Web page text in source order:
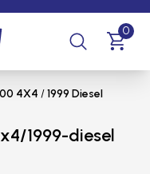
0
4X4 /1999 Diesel
1999-diesel